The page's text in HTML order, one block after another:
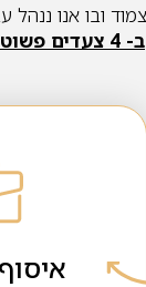
ובו אנו
ב- 4 צעדים פשוטים